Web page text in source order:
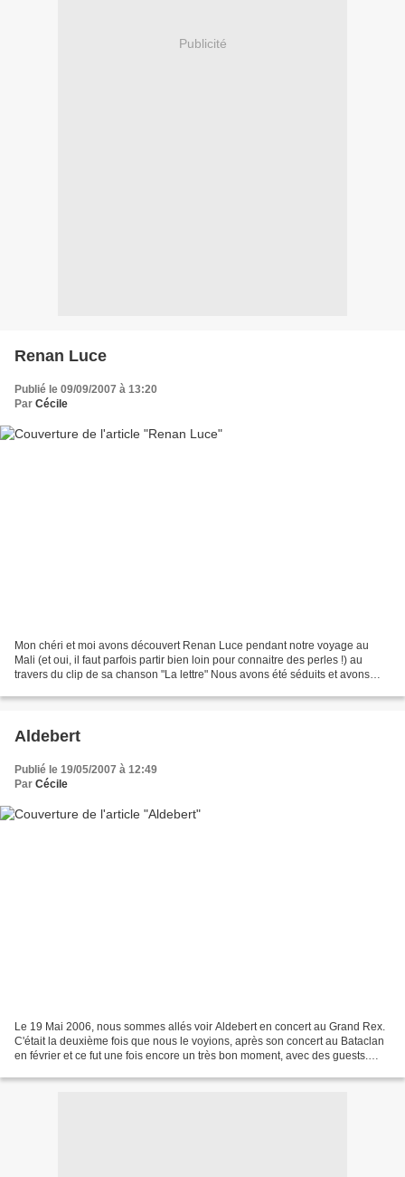
Publicité
Renan Luce
Publié le 09/09/2007 à 13:20
Par Cécile
Mon chéri et moi avons découvert Renan Luce pendant notre voyage au
Mali (et oui, il faut parfois partir bien loin pour connaitre des perles !) au
travers du clip de sa chanson "La lettre" Nous avons été séduits et avons
Aldebert
Publié le 19/05/2007 à 12:49
Par Cécile
Le 19 Mai 2006, nous sommes allés voir Aldebert en concert au Grand Rex.
C'était la deuxième fois que nous le voyions, après son concert au Bataclan
en février et ce fut une fois encore un très bon moment, avec des guests.